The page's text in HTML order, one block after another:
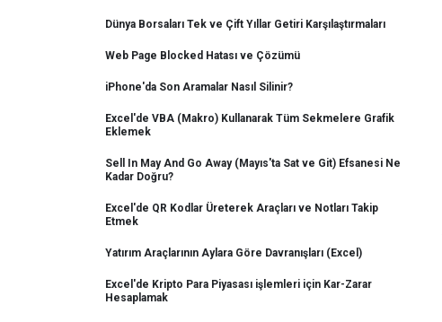
Dünya Borsaları Tek ve Çift Yıllar Getiri Karşılaştırmaları
Web Page Blocked Hatası ve Çözümü
iPhone'da Son Aramalar Nasıl Silinir?
Excel'de VBA (Makro) Kullanarak Tüm Sekmelere Grafik
Eklemek
Sell In May And Go Away (Mayıs'ta Sat ve Git) Efsanesi Ne
Kadar Doğru?
Excel'de QR Kodlar Üreterek Araçları ve Notları Takip
Etmek
Yatırım Araçlarının Aylara Göre Davranışları (Excel)
Excel'de Kripto Para Piyasası işlemleri için Kar-Zarar
Hesaplamak